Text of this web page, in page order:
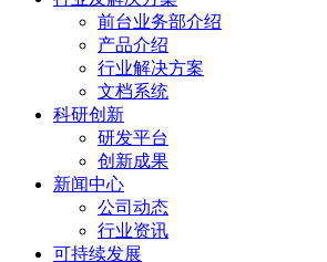
前台业务部介绍
产品介绍
行业解决方案
文档系统
科研创新
研发平台
创新成果
新闻中心
公司动态
行业资讯
可持续发展